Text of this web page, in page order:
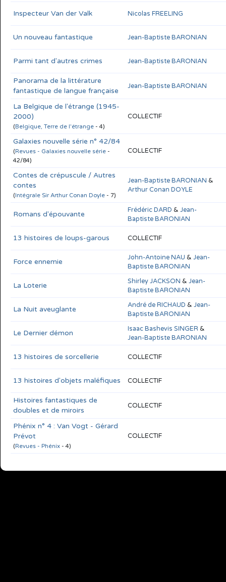
Inspecteur Van der Valk Nicolas FREELING
Un nouveau fantastique Jean-Baptiste BARONIAN
Parmi tant d'autres crimes Jean-Baptiste BARONIAN
Panorama de la littérature
fantastique de langue française
Jean-Baptiste BARONIAN
La Belgique de l'étrange (1945-
2000)
(Belgique, Terre de l'étrange - 4)
COLLECTIF
Galaxies nouvelle série n° 42/84
(Revues - Galaxies nouvelle série -
42/84)
COLLECTIF
Contes de crépuscule / Autres
contes
(Intégrale Sir Arthur Conan Doyle - 7)
Jean-Baptiste BARONIAN &
Arthur Conan DOYLE
Romans d'épouvante Frédéric DARD & Jean-
Baptiste BARONIAN
13 histoires de loups-garous COLLECTIF
Force ennemie John-Antoine NAU & Jean-
Baptiste BARONIAN
La Loterie Shirley JACKSON & Jean-
Baptiste BARONIAN
La Nuit aveuglante André de RICHAUD & Jean-
Baptiste BARONIAN
Le Dernier démon Isaac Bashevis SINGER &
Jean-Baptiste BARONIAN
13 histoires de sorcellerie COLLECTIF
13 histoires d'objets maléfiques COLLECTIF
Histoires fantastiques de
doubles et de miroirs
COLLECTIF
Phénix n° 4 : Van Vogt - Gérard
Prévot
(Revues - Phénix - 4)
COLLECTIF